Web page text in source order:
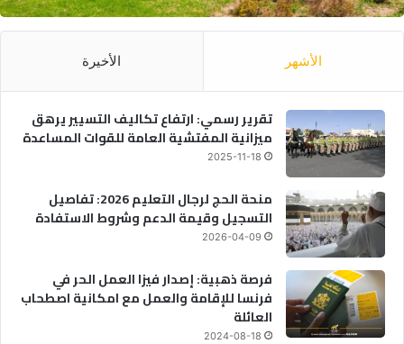
الأشهر الأخيرة
تقرير رسمي: ارتفاع تكاليف التسيير يرهق
ميزانية المفتشية العامة للقوات المساعدة
2025-11-18
منحة الحج لرجال التعليم 2026: تفاصيل
التسجيل وقيمة الدعم وشروط الاستفادة
2026-04-09
فرصة ذهبية: إصدار فيزا العمل الحر في
فرنسا للإقامة والعمل مع امكانية اصطحاب
العائلة
2024-08-18